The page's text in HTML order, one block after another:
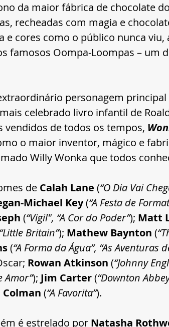
da maior fábrica de chocolate
recheadas com magia e
e cores como o público nunca viu,
famosos Oompa-Loompas – um
personagem principal
celebrado livro infantil de
vendidos de todos os tempos,
o maior inventor, mágico e
Willy Wonka que todos
de Calah Lane (“O Dia Vai
Michael Key (“A Festa de
(“Vigil", “A Cor do Poder”); Matt
Britain”); Mathew Baynton (
(“A Forma da Água”, “As Aventuras
Rowan Atkinson (“Johnny
Amor”); Jim Carter (“Downton
(“A Favorita”).
é estrelado por Natasha